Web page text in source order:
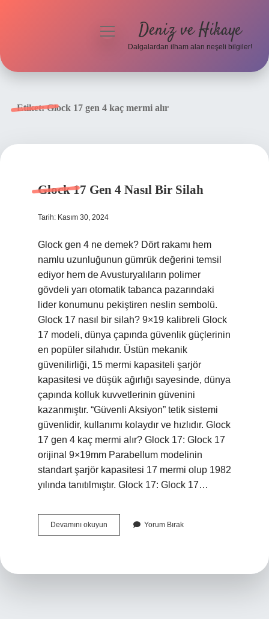
menüyü
Deniz ve Hikaye
Dalgalardan ilham alan neşeli bilgiler!
Etiket:Glock 17 gen 4 kaç mermi alır
Glock 17 Gen 4 Nasıl Bir Silah
Tarih: Kasım 30, 2024
Glock gen 4 ne demek? Dört rakamı hem
namlu uzunluğunun gümrük değerini temsil
ediyor hem de Avusturyalıların polimer
gövdeli yarı otomatik tabanca pazarındaki
lider konumunu pekiştiren neslin sembolü.
Glock 17 nasıl bir silah? 9×19 kalibreli Glock
17 modeli, dünya çapında güvenlik güçlerinin
en popüler silahıdır. Üstün mekanik
güvenilirliği, 15 mermi kapasiteli şarjör
kapasitesi ve düşük ağırlığı sayesinde, dünya
çapında kolluk kuvvetlerinin güvenini
kazanmıştır. “Güvenli Aksiyon” tetik sistemi
güvenlidir, kullanımı kolaydır ve hızlıdır. Glock
17 gen 4 kaç mermi alır? Glock 17: Glock 17
orijinal 9×19mm Parabellum modelinin
standart şarjör kapasitesi 17 mermi olup 1982
yılında tanıtılmıştır. Glock 17: Glock 17…
Devamını okuyun
17
Yorum Bırak